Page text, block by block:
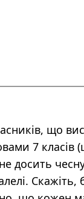
що
7 класів
досить
Скажіть,